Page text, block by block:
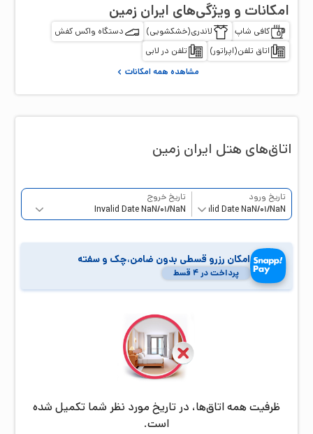
امکانات و ویژگی‌های ایران زمین
کافی شاپ لاندری(خشکشویی)
دستگاه واکس کفش
اتاق تلفن(اپراتور)
تلفن در لابی
مشاهده همه امکانات
اتاق‌‌های هتل ایران زمین
تاریخ ورود تاریخ خروج
امکان رزرو قسطی بدون ضامن،چک و سفته
پرداخت در ۴ قسط
ظرفیت همه اتاق‌ها، در تاریخ مورد نظر شما تکمیل شده
است.